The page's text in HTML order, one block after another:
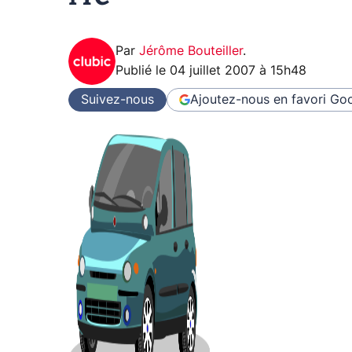
Par Jérôme Bouteiller.
Publié le 04 juillet 2007 à 15h48
Suivez-nous Ajoutez-nous en favori